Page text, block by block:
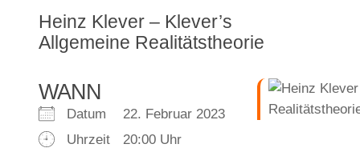
Heinz Klever – Klever’s
Allgemeine Realitätstheorie
WANN
Datum
22. Februar 2023
Uhrzeit
20:00 Uhr